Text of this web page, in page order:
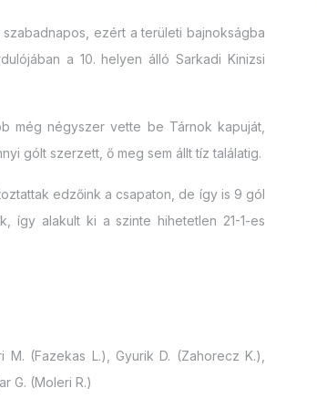
ezért a területi bajnokságba
a 10. helyen álló Sarkadi Kinizsi
még négyszer vette be Tárnok kapuját,
gólt szerzett, ő meg sem állt tíz találatig.
edzőink a csapaton, de így is 9 gól
így alakult ki a szinte hihetetlen 21-1-es
(Fazekas L.), Gyurik D. (Zahorecz K.),
G. (Moleri R.)